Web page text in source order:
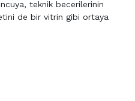
teknik becerilerinin
de bir vitrin gibi ortaya